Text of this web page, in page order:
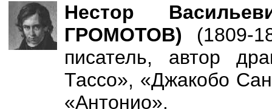
Нестор
ГРОМОТОВ) (1809-
писатель, автор
Тассо», «Джакобо
«Антонио».